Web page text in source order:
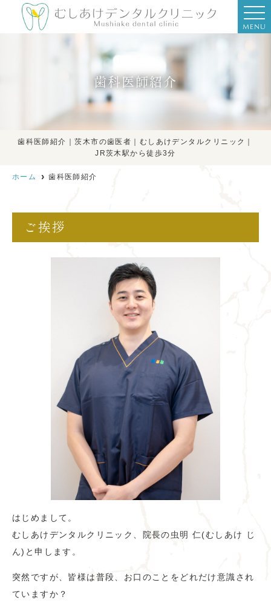
MENU
歯科医師紹介
歯科医師紹介｜茨木市の歯医者｜むしあけデンタルクリニック｜
JR茨木駅から徒歩3分
ホーム 歯科医師紹介
ご挨拶
はじめまして。
むしあけデンタルクリニック、院長の虫明 仁(むしあけ じ
ん)と申します。
突然ですが、皆様は普段、お口のことをどれだけ意識され
ていますか？